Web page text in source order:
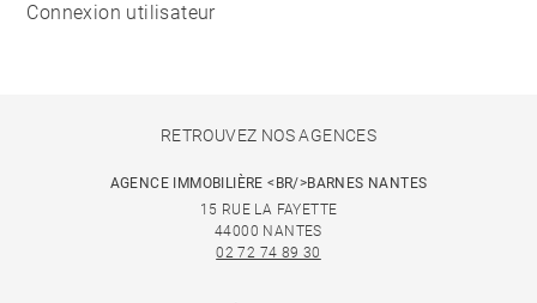
Connexion utilisateur
RETROUVEZ NOS AGENCES
AGENCE IMMOBILIÈRE <BR/>BARNES NANTES
15 RUE LA FAYETTE
44000 NANTES
02 72 74 89 30